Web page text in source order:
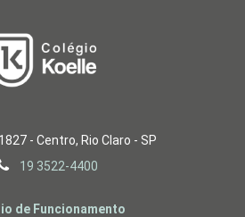
- Centro, Rio Claro - SP
19 3522-4400
de Funcionamento